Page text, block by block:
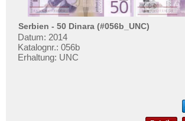
Serbien - 50 Dinara (#056b_UNC)
Datum: 2014
Katalognr.: 056b
Erhaltung: UNC